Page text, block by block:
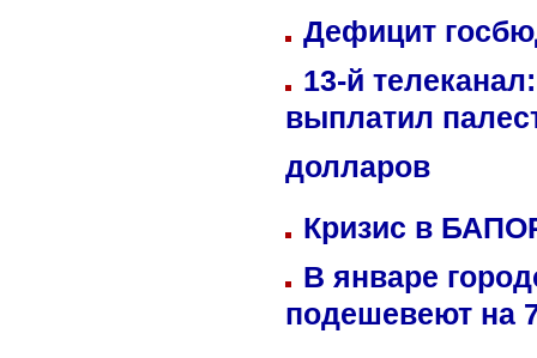
Дефицит
13-й
выплатил
долларов
Кризис в
В январе
подешевеют на